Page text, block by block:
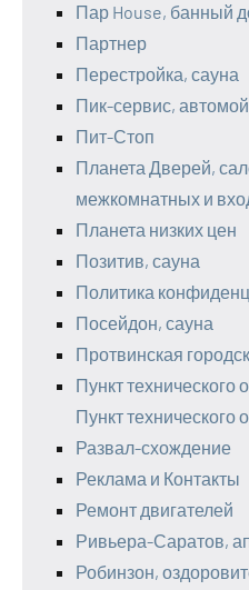
Пар House, банный
Партнер
Перестройка, сауна
Пик-сервис,
Пит-Стоп
Планета Дверей,
межкомнатных и
Планета низких цен
Позитив, сауна
Политика
Посейдон, сауна
Протвинская
Пункт технического
Пункт технического
Развал-схождение
Реклама и Контакты
Ремонт двигателей
Ривьера-Саратов,
Робинзон,